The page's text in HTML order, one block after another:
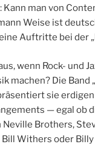
Kann man von
Weise ist
Auftritte bei der
wenn Rock- und
machen? Die Band
sie
— egal ob
Neville Brothers,
Bill Withers oder